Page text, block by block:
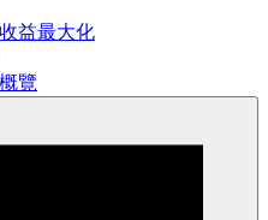
益最大化
覽